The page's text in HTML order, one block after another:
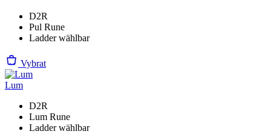
D2R
Pul Rune
Ladder wählbar
Vybrat
Lum
D2R
Lum Rune
Ladder wählbar